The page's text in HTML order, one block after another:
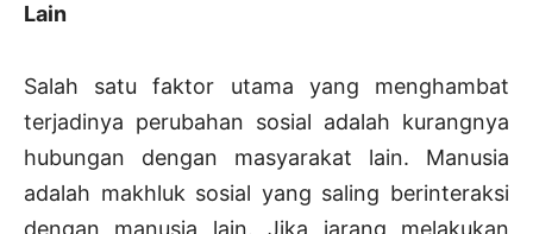
Lain
Salah satu faktor utama yang menghambat
terjadinya perubahan sosial adalah kurangnya
hubungan dengan masyarakat lain. Manusia
adalah makhluk sosial yang saling berinteraksi
dengan manusia lain. Jika jarang melakukan